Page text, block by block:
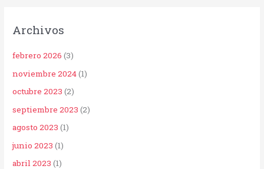
Archivos
febrero 2026 (3)
noviembre 2024(1)
octubre 2023 (2)
septiembre 2023 (2)
agosto 2023 (1)
junio 2023 (1)
abril 2023 (1)